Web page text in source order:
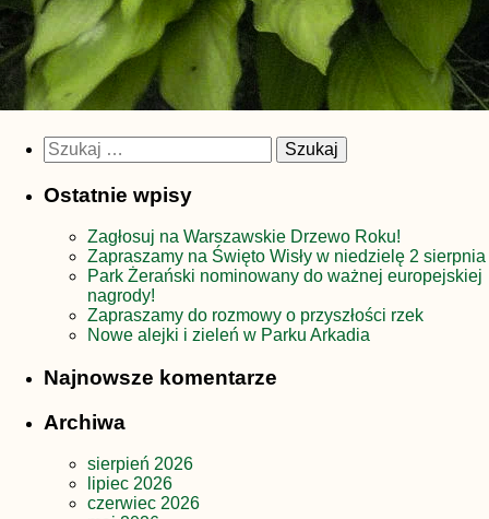
Szukaj:
Ostatnie wpisy
Zagłosuj na Warszawskie Drzewo Roku!
Zapraszamy na Święto Wisły w niedzielę 2 sierpnia
Park Żerański nominowany do ważnej europejskiej
nagrody!
Zapraszamy do rozmowy o przyszłości rzek
Nowe alejki i zieleń w Parku Arkadia
Najnowsze komentarze
Archiwa
sierpień 2026
lipiec 2026
czerwiec 2026